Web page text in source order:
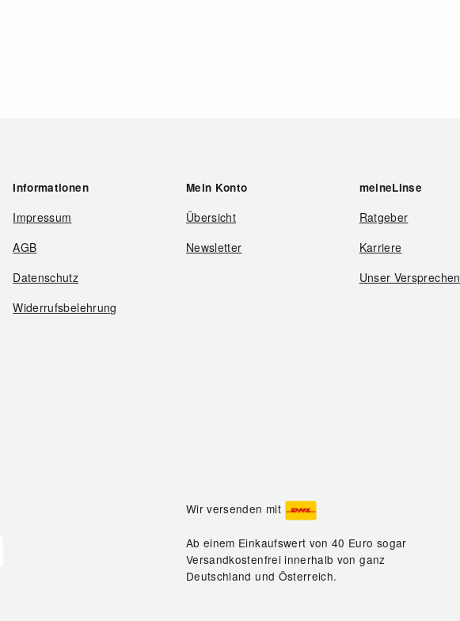
Informationen
Impressum
AGB
Datenschutz
Widerrufsbelehrung
Mein Konto
Übersicht
Newsletter
meineLinse
Ratgeber
Karriere
Unser Versprechen
Wir versenden mit
Ab einem Einkaufswert von 40 Euro sogar
Versandkostenfrei innerhalb von ganz
Deutschland und Österreich.